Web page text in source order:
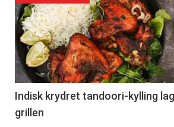
Indisk krydret tandoori-kylling
grillen